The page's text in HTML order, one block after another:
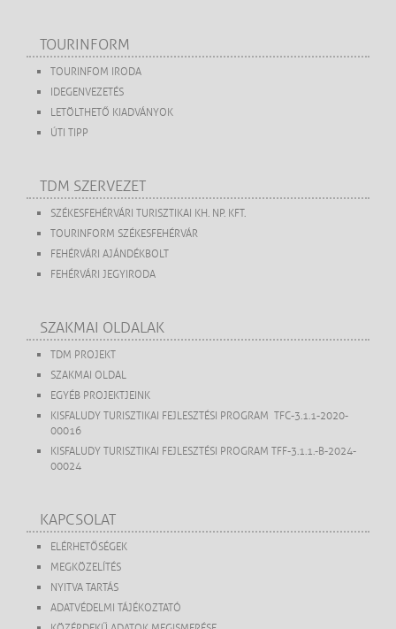
TOURINFORM
TOURINFOM IRODA
IDEGENVEZETÉS
LETÖLTHETŐ KIADVÁNYOK
ÚTI TIPP
TDM SZERVEZET
SZÉKESFEHÉRVÁRI TURISZTIKAI KH. NP. KFT.
TOURINFORM SZÉKESFEHÉRVÁR
FEHÉRVÁRI AJÁNDÉKBOLT
FEHÉRVÁRI JEGYIRODA
SZAKMAI OLDALAK
TDM PROJEKT
SZAKMAI OLDAL
EGYÉB PROJEKTJEINK
KISFALUDY TURISZTIKAI FEJLESZTÉSI PROGRAM TFC-3.1.1-2020-
00016
KISFALUDY TURISZTIKAI FEJLESZTÉSI PROGRAM TFF-3.1.1.-B-2024-
00024
KAPCSOLAT
ELÉRHETŐSÉGEK
MEGKÖZELÍTÉS
NYITVA TARTÁS
ADATVÉDELMI TÁJÉKOZTATÓ